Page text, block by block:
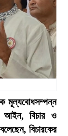
মূল্যবোধসম্পন্ন
আইন, বিচার ও
বিচারকের